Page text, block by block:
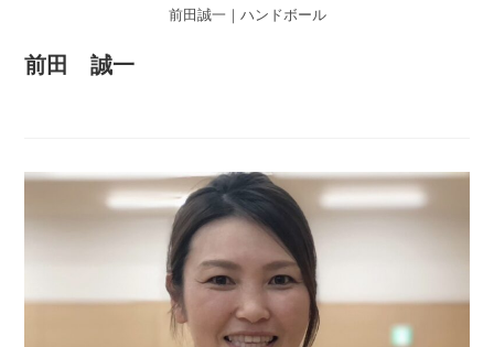
前田誠一｜ハンドボール
前田 誠一